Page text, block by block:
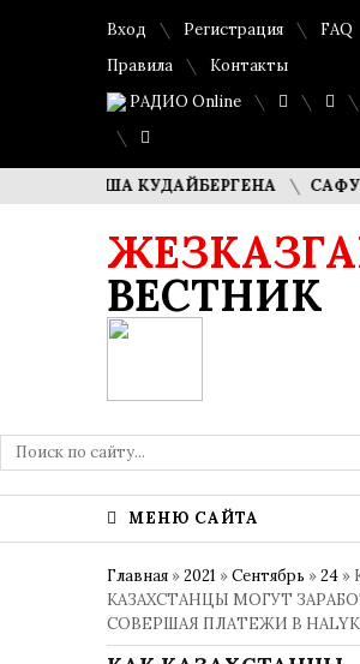
Вход Регистрация
FAQ
Правила
Контакты
РАДИО Online
ДИМАША КУДАЙБЕРГЕНА САФУАН
ВЕСТНИК
МЕНЮ САЙТА
Главная »2021 »Сентябрь »24 »
КАЗАХСТАНЦЫ МОГУТ
СОВЕРШАЯ ПЛАТЕЖИ В HALYK